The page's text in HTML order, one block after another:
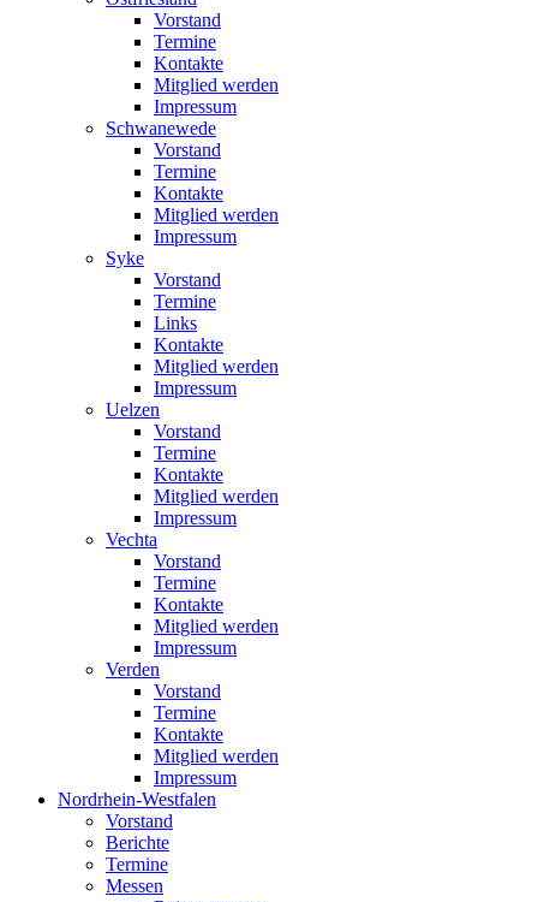
Vorstand
Termine
Kontakte
Mitglied werden
Impressum
Schwanewede
Vorstand
Termine
Kontakte
Mitglied werden
Impressum
Syke
Vorstand
Termine
Links
Kontakte
Mitglied werden
Impressum
Uelzen
Vorstand
Termine
Kontakte
Mitglied werden
Impressum
Vechta
Vorstand
Termine
Kontakte
Mitglied werden
Impressum
Verden
Vorstand
Termine
Kontakte
Mitglied werden
Impressum
Nordrhein-Westfalen
Vorstand
Berichte
Termine
Messen